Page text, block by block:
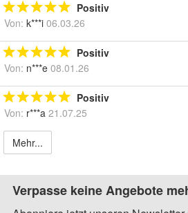
Positiv
Von: k***i 06.03.26
Positiv
Von: n***e 08.01.26
Positiv
Von: r***a 21.07.25
Mehr...
Verpasse keine Angebote